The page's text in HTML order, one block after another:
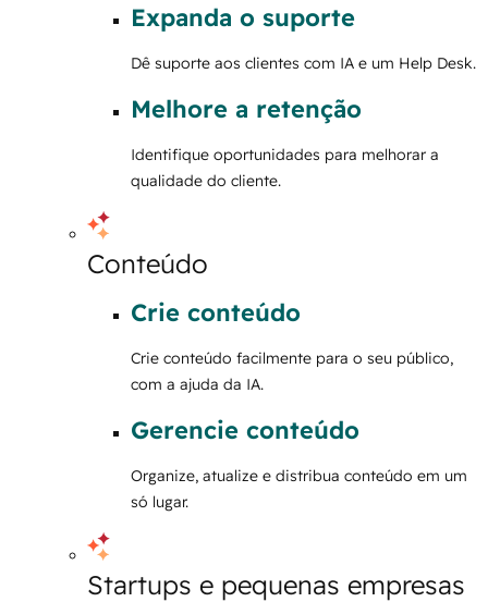
Expanda o suporte
Dê suporte aos clientes com IA e um Help Desk.
Melhore a retenção
Identifique oportunidades para melhorar a
qualidade do cliente.
Conteúdo
Crie conteúdo
Crie conteúdo facilmente para o seu público,
com a ajuda da IA.
Gerencie conteúdo
Organize, atualize e distribua conteúdo em um
só lugar.
Startups e pequenas empresas